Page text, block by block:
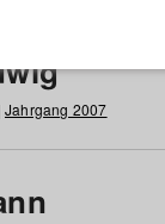
Jahrgang 2007